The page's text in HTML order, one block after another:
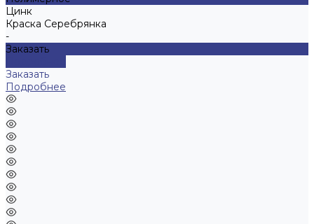
Цинк
Краска Серебрянка
-
Заказать
Заказать
Подробнее